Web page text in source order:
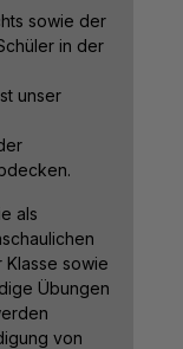
sowie der
in der
unser
als
Klasse sowie
Übungen
von